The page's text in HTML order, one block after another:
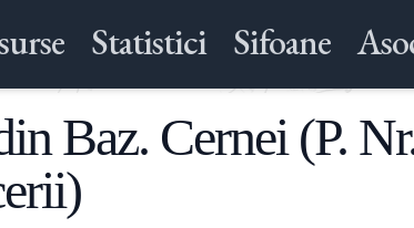
Statistici Sifoane
Baz. Cernei (P.